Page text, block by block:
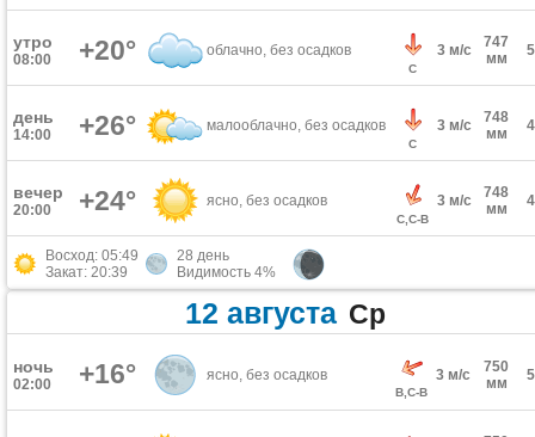
утро
08:00 +20° облачно, без осадков
С
3 м/с
747
мм
день
14:00 +26° малооблачно, без осадков
С
3 м/с
748
мм
вечер
20:00 +24° ясно, без осадков
С,С-В
3 м/с
748
мм
Восход: 05:49
Закат: 20:39
28 день
Видимость 4%
12 августа Ср
ночь
02:00 +16° ясно, без осадков
В,С-В
3 м/с
750
мм